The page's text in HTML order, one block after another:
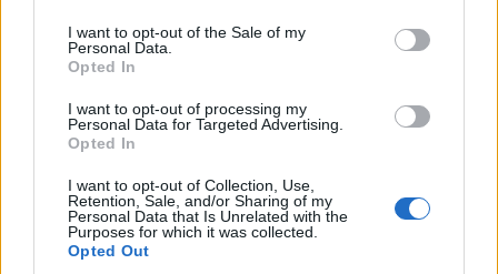
I want to opt-out of the Sale of my
Personal Data.
Opted In
I want to opt-out of processing my
Personal Data for Targeted Advertising.
Opted In
I want to opt-out of Collection, Use,
Retention, Sale, and/or Sharing of my
Personal Data that Is Unrelated with the
Purposes for which it was collected.
Opted Out
προγραμματιστές στην Ελλάδα
Learn & Work ξεκινάει δυναμικά
σε Αθήνα και Θεσσαλονίκη-
Αιτήσεις έως 22 Ιουλίου